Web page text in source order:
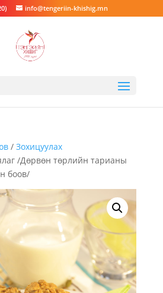
info@tengeriin-khishig.mn
/ Зохицуулах
/Дөрвөн төрлийн тарианы
боов/